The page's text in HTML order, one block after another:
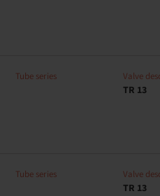
Tube series Valve
TR 13
Tube series Valve
TR 13